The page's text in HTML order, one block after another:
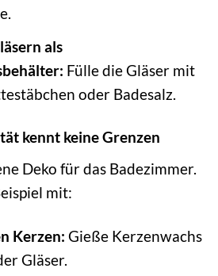
als
Fülle die Gläser mit
oder Badesalz.
kennt keine Grenzen
Deko für das Badezimmer.
mit:
Kerzen: Gieße Kerzenwachs
Gläser.